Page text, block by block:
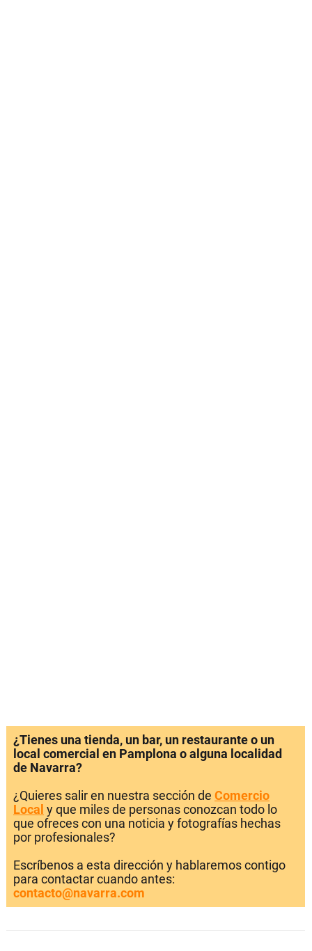
¿Tienes una tienda, un bar, un restaurante o un
local comercial en Pamplona o alguna localidad
de Navarra?
¿Quieres salir en nuestra sección de Comercio
Local y que miles de personas conozcan todo lo
que ofreces con una noticia y fotografías hechas
por profesionales?
Escríbenos a esta dirección y hablaremos contigo
para contactar cuando antes:
contacto@navarra.com